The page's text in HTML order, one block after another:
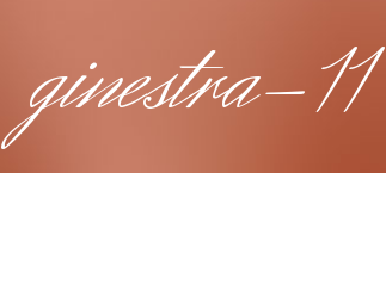
ginestra-11